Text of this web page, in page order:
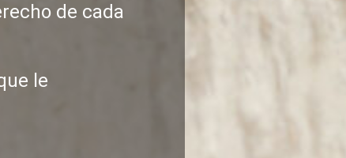
de cada
le